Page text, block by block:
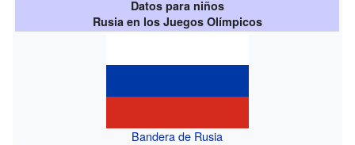
Datos para niños
Rusia en los Juegos Olímpicos
Bandera de Rusia